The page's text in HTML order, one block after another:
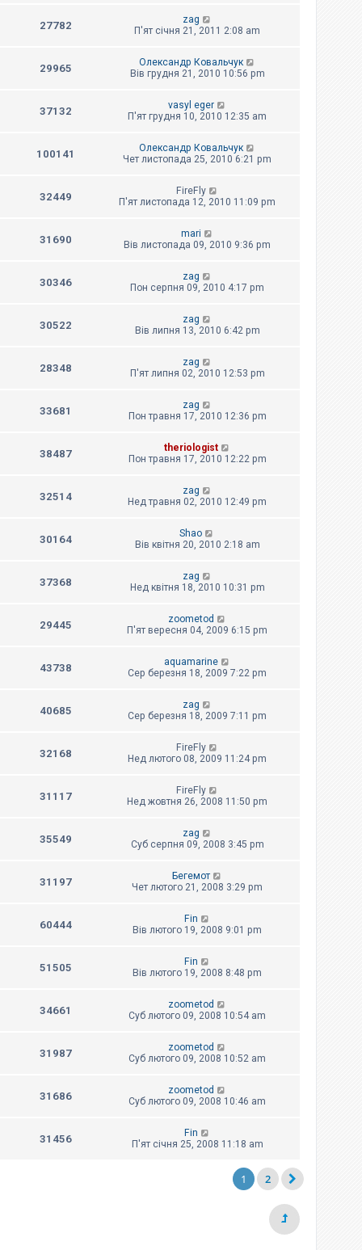
27782
zag
П'ят січня 21, 2011 2:08 am
29965
Олександр Ковальчук
Вів грудня 21, 2010 10:56 pm
37132
vasyl eger
П'ят грудня 10, 2010 12:35 am
100141
Олександр Ковальчук
Чет листопада 25, 2010 6:21 pm
32449
FireFly
П'ят листопада 12, 2010 11:09 pm
31690
mari
Вів листопада 09, 2010 9:36 pm
30346
zag
Пон серпня 09, 2010 4:17 pm
30522
zag
Вів липня 13, 2010 6:42 pm
28348
zag
П'ят липня 02, 2010 12:53 pm
33681
zag
Пон травня 17, 2010 12:36 pm
38487
theriologist
Пон травня 17, 2010 12:22 pm
32514
zag
Нед травня 02, 2010 12:49 pm
30164
Shao
Вів квітня 20, 2010 2:18 am
37368
zag
Нед квітня 18, 2010 10:31 pm
29445
zoometod
П'ят вересня 04, 2009 6:15 pm
43738
aquamarine
Сер березня 18, 2009 7:22 pm
40685
zag
Сер березня 18, 2009 7:11 pm
32168
FireFly
Нед лютого 08, 2009 11:24 pm
31117
FireFly
Нед жовтня 26, 2008 11:50 pm
35549
zag
Суб серпня 09, 2008 3:45 pm
31197
Бегемот
Чет лютого 21, 2008 3:29 pm
60444
Fin
Вів лютого 19, 2008 9:01 pm
51505
Fin
Вів лютого 19, 2008 8:48 pm
34661
zoometod
Суб лютого 09, 2008 10:54 am
31987
zoometod
Суб лютого 09, 2008 10:52 am
31686
zoometod
Суб лютого 09, 2008 10:46 am
31456
Fin
П'ят січня 25, 2008 11:18 am
1 2